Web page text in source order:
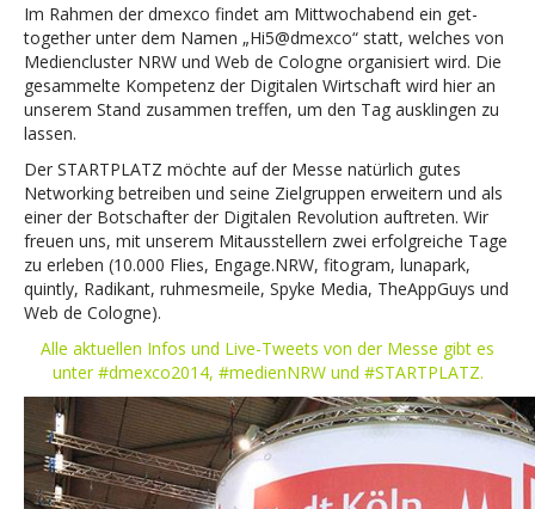
Im Rahmen der dmexco findet am Mittwochabend ein get-
together unter dem Namen „Hi5@dmexco“ statt, welches von
Mediencluster NRW und Web de Cologne organisiert wird. Die
gesammelte Kompetenz der Digitalen Wirtschaft wird hier an
unserem Stand zusammen treffen, um den Tag ausklingen zu
lassen.
Der STARTPLATZ möchte auf der Messe natürlich gutes
Networking betreiben und seine Zielgruppen erweitern und als
einer der Botschafter der Digitalen Revolution auftreten. Wir
freuen uns, mit unserem Mitausstellern zwei erfolgreiche Tage
zu erleben (10.000 Flies, Engage.NRW, fitogram, lunapark,
quintly, Radikant, ruhmesmeile, Spyke Media, TheAppGuys und
Web de Cologne).
Alle aktuellen Infos und Live-Tweets von der Messe gibt es
unter #dmexco2014, #medienNRW und #STARTPLATZ.